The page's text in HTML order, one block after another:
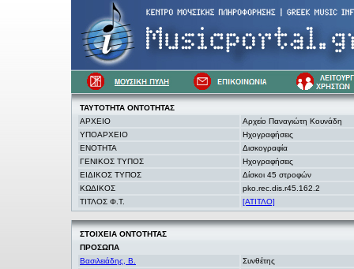
ΤΑΥΤΟΤΗΤΑ ΟΝΤΟΤΗΤΑΣ
ΑΡΧΕΙΟ
Αρχείο Παναγιώτη Κουνάδη
ΥΠΟΑΡΧΕΙΟ
Ηχογραφήσεις
ΕΝΟΤΗΤΑ
Δισκογραφία
ΓΕΝΙΚΟΣ ΤΥΠΟΣ
Ηχογραφήσεις
ΕΙΔΙΚΟΣ ΤΥΠΟΣ
Δίσκοι 45 στροφών
ΚΩΔΙΚΟΣ
pko.rec.dis.r45.162.2
ΤΙΤΛΟΣ Φ.Τ.
[ΑΤΙΤΛΟ]
ΣΤΟΙΧΕΙΑ ΟΝΤΟΤΗΤΑΣ
ΠΡΟΣΩΠΑ
Βασιλειάδης, Β.
Συνθέτης